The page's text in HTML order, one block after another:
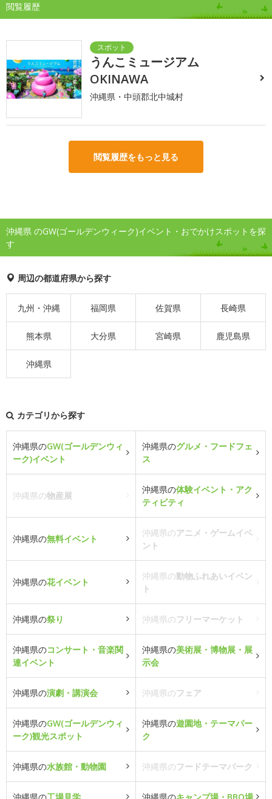
閲覧履歴
うんこミュージアム
OKINAWA
沖縄県・中頭郡北中城村
閲覧履歴をもっと見る
沖縄県 のGW(ゴールデンウィーク)イベント・おでかけスポットを探
す
周辺の都道府県から探す
九州・沖縄 福岡県 佐賀県 長崎県
熊本県 大分県 宮崎県 鹿児島県
沖縄県
カテゴリから探す
沖縄県のGW(ゴールデンウィ
ーク)イベント
沖縄県のグルメ・フードフェ
ス
沖縄県の物産展
沖縄県の体験イベント・アク
ティビティ
沖縄県の無料イベント
沖縄県のアニメ・ゲームイベ
ント
沖縄県の花イベント
沖縄県の動物ふれあいイベン
ト
沖縄県の祭り 沖縄県のフリーマーケット
沖縄県のコンサート・音楽関
連イベント
沖縄県の美術展・博物展・展
示会
沖縄県の演劇・講演会 沖縄県のフェア
沖縄県のGW(ゴールデンウィ
ーク)観光スポット
沖縄県の遊園地・テーマパー
ク
沖縄県の水族館・動物園 沖縄県のフードテーマパーク
沖縄県の工場見学 沖縄県のキャンプ場・BBQ場